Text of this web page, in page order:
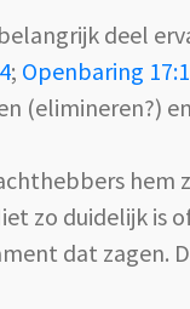
deel
; Openbaring
(elimineren?)
hem
zo duidelijk is
dat zagen.